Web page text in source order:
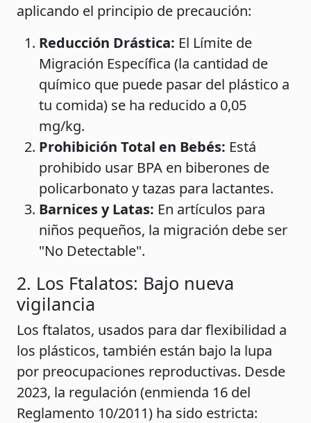
aplicando el principio de precaución:
Reducción Drástica: El Límite de
Migración Específica (la cantidad de
químico que puede pasar del plástico a
tu comida) se ha reducido a 0,05
mg/kg.
Prohibición Total en Bebés: Está
prohibido usar BPA en biberones de
policarbonato y tazas para lactantes.
Barnices y Latas: En artículos para
niños pequeños, la migración debe ser
"No Detectable".
2. Los Ftalatos: Bajo nueva
vigilancia
Los ftalatos, usados para dar flexibilidad a
los plásticos, también están bajo la lupa
por preocupaciones reproductivas. Desde
2023, la regulación (enmienda 16 del
Reglamento 10/2011) ha sido estricta: